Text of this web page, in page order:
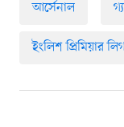
আর্সেনাল
ইংলিশ প্রিমিয়ার